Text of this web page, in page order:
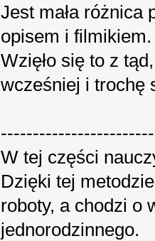
Jest mała różnica
opisem i
Wzięło się to z
wcześniej i trochę
W tej części
Dzięki tej
roboty, a chodzi o
jednorodzinnego.